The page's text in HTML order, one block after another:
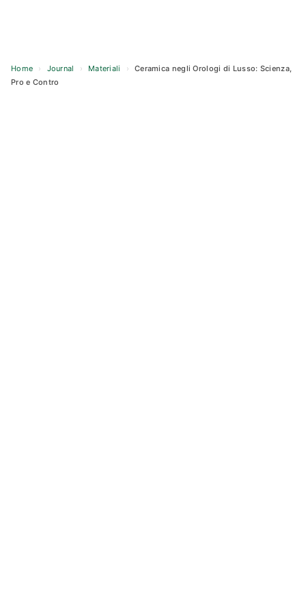
Home › Journal › Materiali ›
Ceramica negli Orologi di Lusso: Scienza,
Pro e Contro